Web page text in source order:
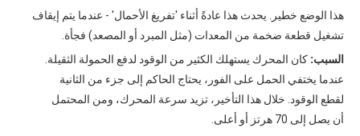
هذا الوضع خطير. يحدث هذا عادةً أثناء 'تفريغ الأحمال' - عندما يتم إيقاف
تشغيل قطعة ضخمة من المعدات (مثل المبرد أو المصعد) فجأة.
السبب: كان المحرك يستهلك الكثير من الوقود لدفع الحمولة الثقيلة.
عندما يختفي الحمل على الفور، يحتاج الحاكم إلى جزء من الثانية
لقطع الوقود. خلال هذا التأخير، تزيد سرعة المحرك، ومن المحتمل
أن يصل إلى 70 هرتز أو أعلى.